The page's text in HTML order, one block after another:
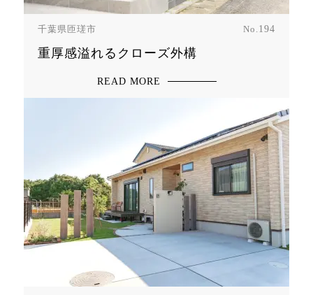
千葉県匝瑳市 No.194
重厚感溢れるクローズ外構
READ MORE